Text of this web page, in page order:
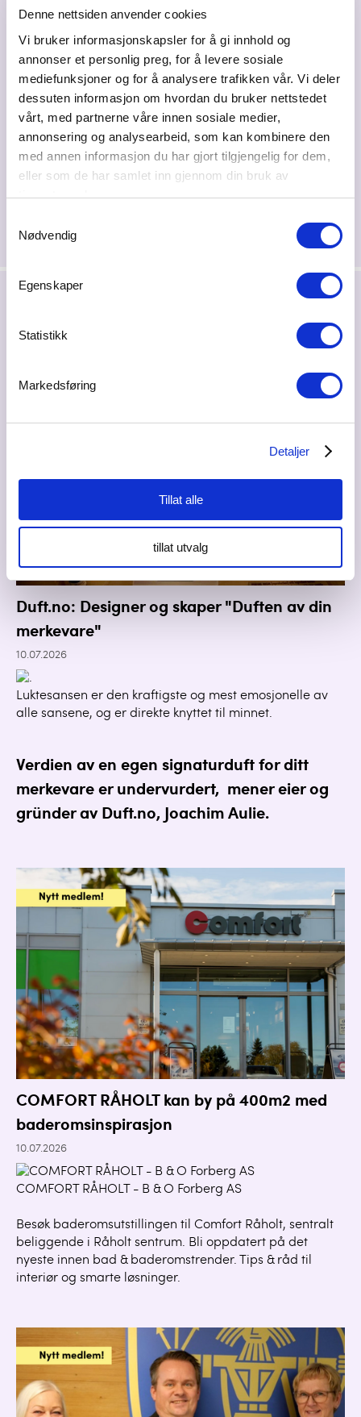
Denne nettsiden anvender cookies
Vi bruker informasjonskapsler for å gi innhold og
annonser et personlig preg, for å levere sosiale
mediefunksjoner og for å analysere trafikken vår. Vi deler
dessuten informasjon om hvordan du bruker nettstedet
vårt, med partnerne våre innen sosiale medier,
annonsering og analysearbeid, som kan kombinere den
med annen informasjon du har gjort tilgjengelig for dem,
eller som de har samlet inn gjennom din bruk av
tjenestene deres.
Nødvendig
Egenskaper
Statistikk
Markedsføring
Detaljer
Tillat alle
tillat utvalg
Del på sosiale medier
Duft.no: Designer og skaper "Duften av din
merkevare"
10.07.2026
Luktesansen er den kraftigste og mest emosjonelle av
alle sansene, og er direkte knyttet til minnet.
Verdien av en egen signaturduft for ditt
merkevare er undervurdert, mener eier og
gründer av Duft.no, Joachim Aulie.
COMFORT RÅHOLT kan by på 400m2 med
baderomsinspirasjon
10.07.2026
COMFORT RÅHOLT - B & O Forberg AS
Besøk baderomsutstillingen til Comfort Råholt, sentralt
beliggende i Råholt sentrum. Bli oppdatert på det
nyeste innen bad & baderomstrender. Tips & råd til
interiør og smarte løsninger.